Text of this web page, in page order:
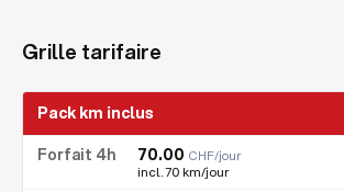
Grille tarifaire
Pack km inclus
70.00 CHF/jour
incl. 70 km/jour